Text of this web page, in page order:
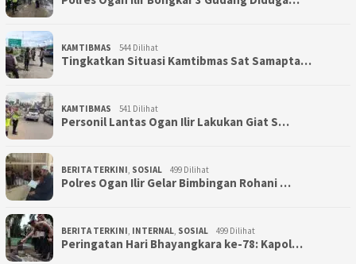
KAMTIBMAS 544 Dilihat
Tingkatkan Situasi Kamtibmas Sat Samapta…
KAMTIBMAS 541 Dilihat
Personil Lantas Ogan Ilir Lakukan Giat S…
BERITA TERKINI, SOSIAL 499 Dilihat
Polres Ogan Ilir Gelar Bimbingan Rohani …
BERITA TERKINI, INTERNAL, SOSIAL 499 Dilihat
Peringatan Hari Bhayangkara ke-78: Kapol…